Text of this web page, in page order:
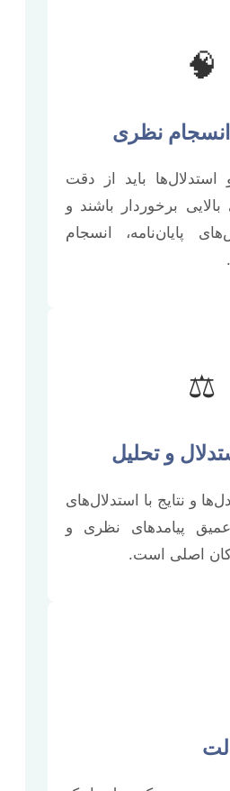
🧠
نظری
باید از دقت
برخوردار باشند و
پایان‌نامه، انسجام
⚖️
و تحلیل
و نتایج با استدلال‌های
پیامدهای نظری و
اصلی است.